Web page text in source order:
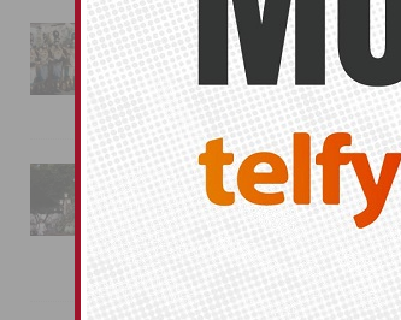
La magia de la Entrada Mora
conquista las calles de
Almoradí
01/08/2026
La fiesta se adueña de
Almoradí con la presentación
de los cargos festeros y la
toma del castillo
31/07/2026